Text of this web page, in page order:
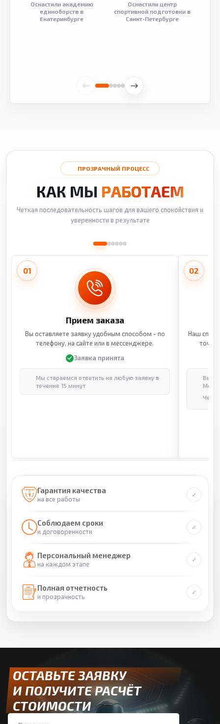
Оснастили академию
единоборств в
Екатеринбурге
Оснастили центр
спортивной подготовки в
Санкт-Петербурге
ПРОЗРАЧНЫЙ ПРОЦЕСС
КАК МЫ РАБОТАЕМ
Четкая последовательность шагов для вашего спокойствия и
уверенности в результате
01
Прием заказа
Вы оставляете заявку удобным способом - по
телефону, на сайте или в мессенджере.
Заявка принята
Мы стараемся ответить на любую заявку в
течение 15 минут
02
Наш
Гарантия качества
на все работы
Соблюдаем сроки
и договоренности
Персональный менеджер
на каждом этапе
Полная отчетность
и прозрачность
ОСТАВЬТЕ ЗАЯВКУ
И ПОЛУЧИТЕ РАСЧЁТ
СТОИМОСТИ